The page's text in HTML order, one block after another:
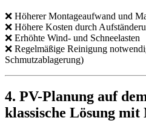
❌ Höherer Montageaufwand und
❌ Höhere Kosten durch
❌ Erhöhte Wind- und Schneelasten
❌ Regelmäßige Reinigung
Schmutzablagerung)
4. PV-Planung auf
klassische Lösung mit